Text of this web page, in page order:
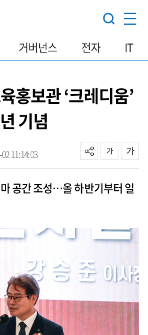
거버넌스 전자 IT
홍보관 ‘크레디움’
기념
11:14:03
공간 조성…올 하반기부터 일